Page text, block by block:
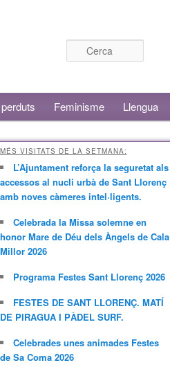
Feminisme Llengua
MÉS VISITATS DE LA SETMANA:
L’Ajuntament reforça la seguretat als
accessos al nucli urbà de Sant Llorenç
amb noves càmeres intel·ligents.
Celebrada la Missa solemne en
honor Mare de Déu dels Àngels de Cala
Millor 2026
Programa Festes Sant Llorenç 2026
FESTES DE SANT LLORENÇ. MATÍ
DE PIRAGUA I PÀDEL SURF.
Celebrades unes animades Festes
de Sa Coma 2026